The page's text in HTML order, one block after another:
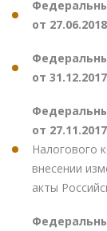
от
от
от
Налогового
внесении
акты